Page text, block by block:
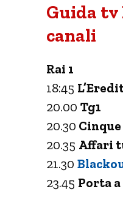
Guida tv
canali
Rai 1
18:45
20.00 Tg1
20.30
20.35 Affari
21.30
23.45 Porta